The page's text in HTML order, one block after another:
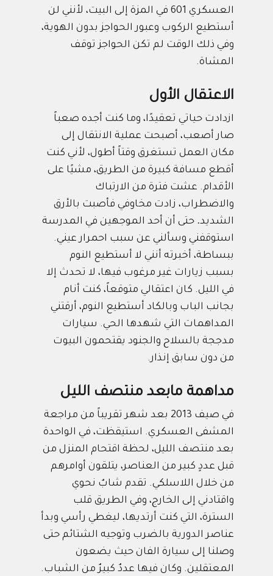
العسكري 601 في المزة إلى البيت، لأنني لن
أستطيع الركوب وعبور الحواجز بدون الهوية،
وفي ذلك الوقت لم تكن الحواجز توقف
المشاة.
الاعتقال الأول
ازدادت حياتي تعقيدًا، وما كنت أجده صعباً
صار أصعب، أصبحت عملية الانتقال إلى
مكان العمل تستغرق وقتاً أطول، لأني كنت
أقطع مسافة كبيرة من الطريق، مشيًا على
الأقدام. عشت فترة من الارتباك
والاضطراب، زادت مخاوفي فأصبت بالأرق
الشديد. حتى أن أحد الموجهين في المدرسة
استوقفني وسألني عن سبب احمرار عيني.
ببساطة، أخبرته أنني لا أستطيع النوم
بسبب زيارات غير مرغوب فيها، لا تحدث إلا
في الليل. كان اعتقالي متوقعاً، كنت أنام
بجانب الباب وبالكاد أستطيع النوم، أرقتني
المداهمات التي شهدها الحي. سيارات
مدججة بالسلاح والجنود يقتحمون البيوت
من دون سابق إنذار.
مداهمة مابعد منتصف الليل
في صيف 2013 بعد شهر تقريباً من مراجعة
المشفى العسكري. استيقظت، في الواحدة
بعد منتصف الليل، لحظة اقتحام المنزل من
قبل عددٍ كبير من العناصر، يتلقون أوامرهم
من خلال اللاسلكي. تقدم شابٌ نحوي
واقتادني إلى الخارج، وفي الطريق قلب
السترة، التي كنت أرتديها، ليغطي رأسي وبدأ
عناصر الدورية بالضرب وتوجيه الشتائم حتى
وصلنا إلى سيارة الفان حيث يضعون
المعتقلين. وكان فيها عددٌ كبيرٌ من الشباب.